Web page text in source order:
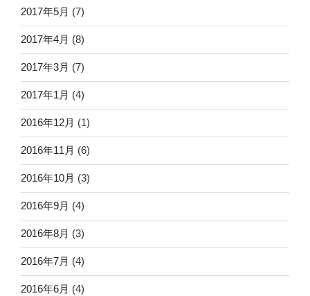
2017年5月 (7)
2017年4月 (8)
2017年3月 (7)
2017年1月 (4)
2016年12月 (1)
2016年11月 (6)
2016年10月 (3)
2016年9月 (4)
2016年8月 (3)
2016年7月 (4)
2016年6月 (4)